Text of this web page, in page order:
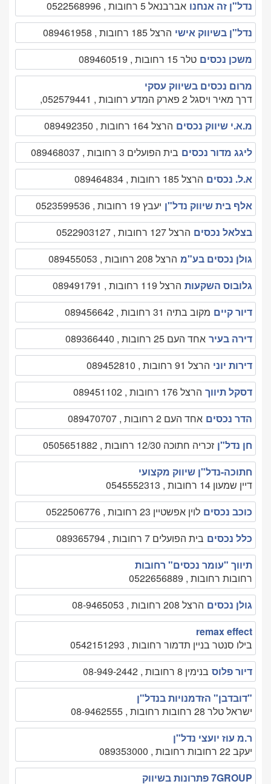
נדל"ן זה אנחנו אברבנאל 5 רחובות , 0522568996
נדל"ן בשיווק אישי הרצל 185 רחובות , 089461958
משכן נכסים טלר 15 רחובות , 089460519
מרום נכסים בשיווק עסקי
דרך מאיר ויסגל 2 פארק המדע רחובות , 052579441,
מ.א.י שיווק נכסים הרצל 164 רחובות , 089492350
ליגג מדור נכסים בית הפועלים 3 רחובות , 089468037
א.ל. נכסים הרצל 185 רחובות , 089464834
אלף בית שיווק נדל"ן יעבץ 19 רחובות , 0523599536
בצלאל נכסים הרצל 127 רחובות , 0522903127
גולן נכסים בע"מ הרצל 208 רחובות , 089455053
גלובוס השקעות הרצל 119 רחובות , 089491791
דיור קיים מקוב בתיה 31 רחובות , 089456642
דירה בעיר אחד העם 25 רחובות , 089366440
דירות יוני הרצל 91 רחובות , 089452810
דסקל תיווך הרצל 176 רחובות , 089451102
הדר נכסים אחד העם 2 רחובות , 089470707
חן נדל"ן זכריה חתוכה 12/30 רחובות , 0505651882
חתוכה-נדל"ן שיווק מקצועי
דיין שמעון 14 רחובות , 0545552313
כוכב נכסים לוין אפשטיין 23 רחובות , 0522506776
כלל נכסים בית הפועלים 7 רחובות , 089365794
תיווך "עומר נכסים" רחובות
רחובות רחובות , 0522656889
גולן נכסים הרצל 208 רחובות , 08-9465053
remax effect
בילו סנטר בניין תדמור רחובות , 0542151293
דיור פלוס בנימין 8 רחובות , 08-949-2442
"דובדבן" הזדמנויות בנדל"ן
ישראל טלר 28 רחובות רחובות , 08-9462555
ר.מ עוז יועצי נדל"ן
יעקב 22 רחובות רחובות , 089353000
7GROUP פתרונות בשיווק